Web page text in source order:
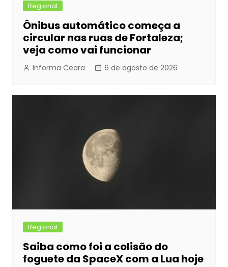
Regional
Ônibus automático começa a
circular nas ruas de Fortaleza;
veja como vai funcionar
Informa Ceara 6 de agosto de 2026
Regional
Saiba como foi a colisão do
foguete da SpaceX com a Lua hoje